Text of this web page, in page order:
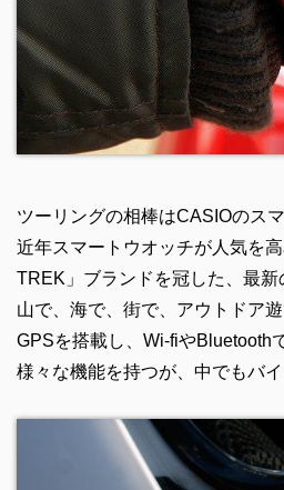
ツーリングの相棒はCASIOのス
近年スマートウオッチが人気を
TREK」ブランドを冠した、最
山で、海で、街で、アウトドア
GPSを搭載し、Wi-fiやBluetooth
様々な機能を持つが、中でもバ